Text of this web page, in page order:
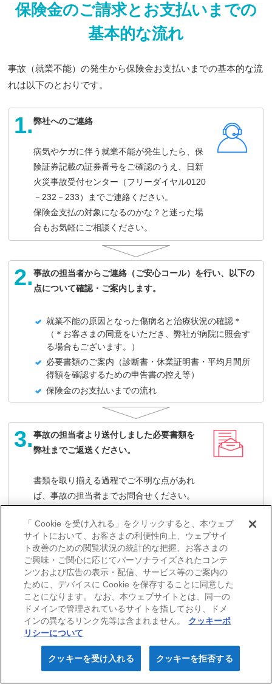
保険金のご請求とお支払いまでの
基本的な流れ
事故（就業不能）の発生から保険金お支払いまでの基本的な流
れは以下のとおりです。
1.弊社へのご連絡
病気やケガに伴う就業不能が発生したら、保
険証券記載の証券番号をご確認のうえ、日新
火災事故受付センター（フリーダイヤル0120
－232－233）までご連絡ください。
保険金支払の対象になるのかな？と迷った場
合もお気軽にご相談ください。
2.事故の担当者からご連絡（ご安心コール）を行い、以下の
点について確認・ご案内します。
就業不能の原因となった傷病名と治療状況の確認＊
（＊お客さまの同意をいただき、弊社が病院に照会す
る場合もございます。）
必要書類のご案内（診断書・休業証明書・平均月間所
得額を確認するための申告書の控え等）
保険金のお支払いまでの流れ
3.事故の担当者より送付しました必要書類を
弊社までご返送ください。
書類を取り揃える過程でご不明な点があれ
ば、事故の担当者までお問合せください。
4. 審査終了後、担当者よりお電話にてご連絡
（解決コール）を行い、保険金の支払内容等
についてご説明します。
5. 4.のご連絡より一週間程度でお客さまご指
定の口座に保険金をお支払いします。
保険料見積り Webお申込み
「 Cookie を受け入れる」をクリックすると、本ウェブ
サイトにおいて、お客さまの利便性向上、ウェブサイ
ト改善のための閲覧状況の統計的な把握、お客さまの
ご興味・ご関心に応じてパーソナライズされたコンテ
ンツおよび広告の表示・配信、サービス等のご案内の
ために、デバイスに Cookie を保存することに同意した
ことになります。 なお、本ウェブサイトとは、同一の
ドメインで管理されているサイトを指しており、ドメ
インの異なるリンク先等は含まれません。
クッキーポ
リシーについて
クッキーを拒否する
クッキーを受け入れる